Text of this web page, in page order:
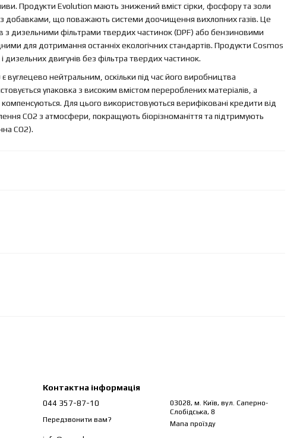
Продукти Evolution мають знижений вміст сірки, фосфору та золи
з добавками, що поважають системи доочищення вихлопних газів. Це
з дизельними фільтрами твердих частинок (DPF) або бензиновими
для дотримання останніх екологічних стандартів. Продукти Cosmos
двигунів без фільтра твердих частинок.
вуглецево нейтральним, оскільки під час його виробництва
упаковка з високим вмістом перероблених матеріалів, а
Для цього використовуються верифіковані кредити від
CO2 з атмосфери, покращують біорізноманіття та підтримують
CO2).
Контактна інформація
044 357-87-10
Передзвонити вам?
03028, м. Київ, вул. Саперно-
Слобідська, 8
Мапа проїзду